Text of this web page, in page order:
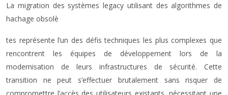
La migration des systèmes legacy utilisant des algorithmes de
hachage obsolè
tes représente l’un des défis techniques les plus complexes que
rencontrent les équipes de développement lors de la
modernisation de leurs infrastructures de sécurité. Cette
transition ne peut s’effectuer brutalement sans risquer de